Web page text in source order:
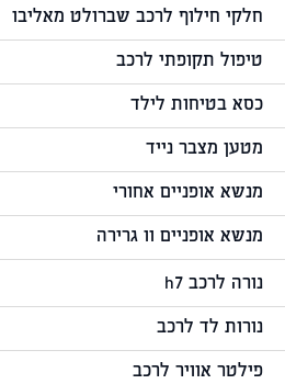
חלקי חילוף לרכב שברולט מאליבו
טיפול תקופתי לרכב
כסא בטיחות לילד
מטען מצבר נייד
מנשא אופניים אחורי
מנשא אופניים וו גרירה
נורה לרכב h7
נורות לד לרכב
פילטר אוויר לרכב